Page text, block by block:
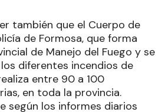
también que el Cuerpo de
de Formosa, que forma
de Manejo del Fuego y se
diferentes incendios de
entre 90 a 100
en toda la provincia.
según los informes diarios